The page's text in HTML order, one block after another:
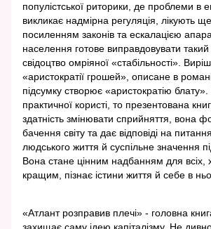
популістської риторики, де проблеми в
викликає надмірна регуляція, лікують
посиленням законів та ескалацією
населення готове виправдовувати
свідоцтво омріяної «стабільності».
«аристократії грошей», описане в
підсумку створює «аристократію
практичної користі, то презентована
здатність змінювати сприйняття, вона
бачення світу та дає відповіді на
людського життя й суспільне значення
Вона стане цінним надбанням для всіх,
кращим, пізнає істини життя й себе в
«Атлант розправив плечі» - головна